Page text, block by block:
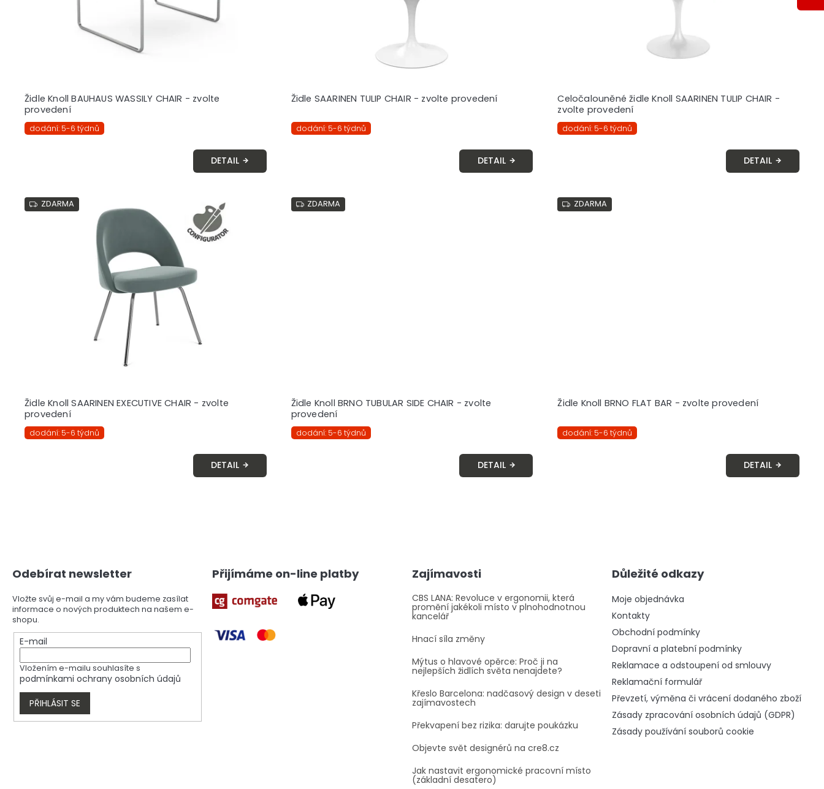
Židle Knoll BAUHAUS WASSILY CHAIR - zvolte
provedení
dodání: 5-6 týdnů
DETAIL
Židle SAARINEN TULIP CHAIR - zvolte provedení
dodání: 5-6 týdnů
DETAIL
Celočalouněné židle Knoll SAARINEN TULIP CHAIR -
zvolte provedení
dodání: 5-6 týdnů
DETAIL
ZDARMA
Židle Knoll SAARINEN EXECUTIVE CHAIR - zvolte
provedení
dodání: 5-6 týdnů
DETAIL
ZDARMA
Židle Knoll BRNO TUBULAR SIDE CHAIR - zvolte
provedení
dodání: 5-6 týdnů
DETAIL
ZDARMA
Židle Knoll BRNO FLAT BAR - zvolte provedení
dodání: 5-6 týdnů
DETAIL
c
p
r
v
k
y
v
ý
i
s
Odebírat newsletter
Vložte svůj e-mail a my vám budeme zasílat
informace o nových produktech na našem e-
shopu.
E-mail
Vložením e-mailu souhlasíte s
podmínkami ochrany osobních údajů
PŘIHLÁSIT SE
Přijímáme on-line platby Zajímavosti
CBS LANA: Revoluce v ergonomii, která
promění jakékoli místo v plnohodnotnou
kancelář
Hnací síla změny
Mýtus o hlavové opěrce: Proč ji na
nejlepších židlích světa nenajdete?
Křeslo Barcelona: nadčasový design v deseti
zajímavostech
Překvapení bez rizika: darujte poukázku
Objevte svět designérů na cre8.cz
Jak nastavit ergonomické pracovní místo
(základní desatero)
Důležité odkazy
Moje objednávka
Kontakty
Obchodní podmínky
Dopravní a platební podmínky
Reklamace a odstoupení od smlouvy
Reklamační formulář
Převzetí, výměna či vrácení dodaného zboží
Zásady zpracování osobních údajů (GDPR)
Zásady používání souborů cookie